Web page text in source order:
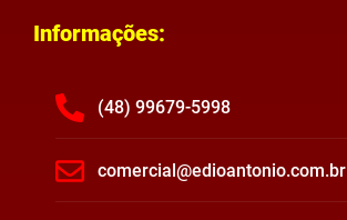
Informações:
(48) 99679-5998
comercial@edioantonio.com.br